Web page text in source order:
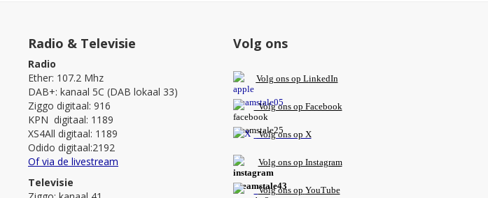
Radio & Televisie
Radio
Ether: 107.2 Mhz
DAB+: kanaal 5C (DAB lokaal 33)
Ziggo digitaal: 916
KPN digitaal: 1189
XS4All digitaal: 1189
Odido digitaal:2192
Of via de livestream
Televisie
Volg ons
Volg ons op LinkedIn
Volg ons op Facebook
Volg ons op X
Volg ons op Instagram
Volgons op YouTube